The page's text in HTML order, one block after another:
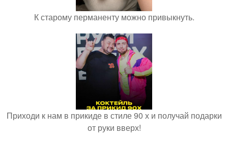
К старому перманенту можно привыкнуть.
Приходи к нам в прикиде в стиле 90 х и получай подарки
от руки вверх!